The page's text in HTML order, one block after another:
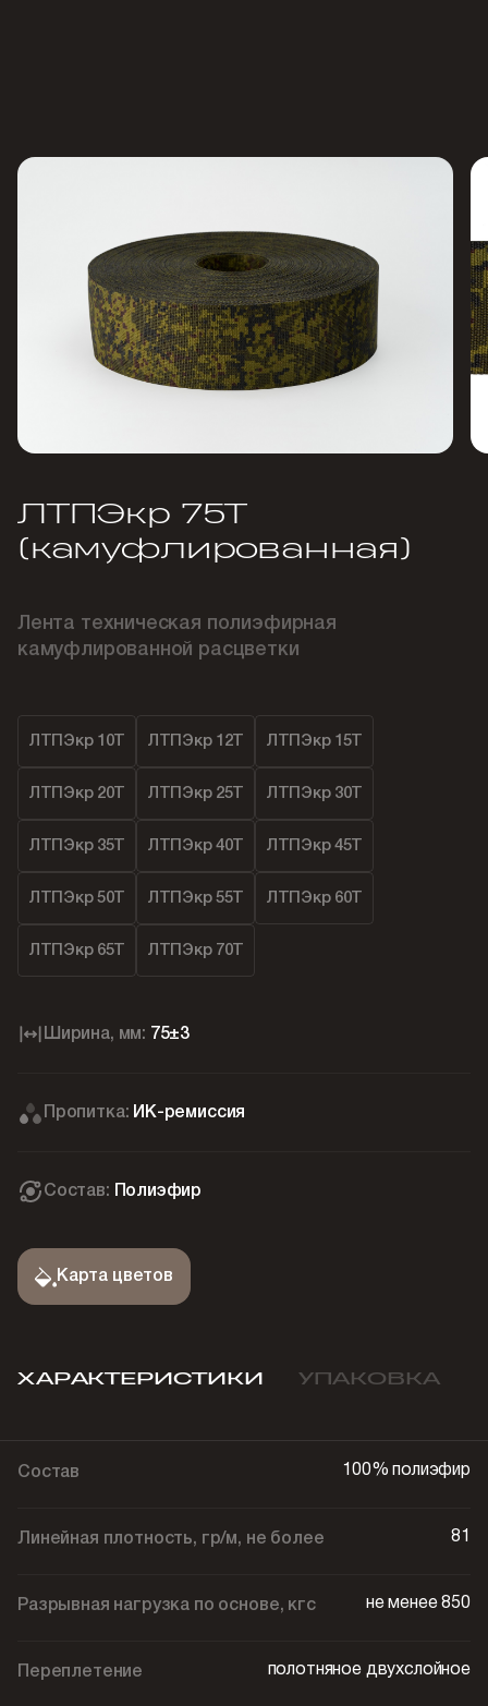
ЛТПЭкр 75Т
(камуфлированная)
Лента техническая полиэфирная
камуфлированной расцветки
ЛТПЭкр 10Т ЛТПЭкр 12Т ЛТПЭкр 15Т
ЛТПЭкр 20Т ЛТПЭкр 25Т ЛТПЭкр 30Т
ЛТПЭкр 35Т ЛТПЭкр 40Т ЛТПЭкр 45Т
ЛТПЭкр 50Т ЛТПЭкр 55Т ЛТПЭкр 60Т
ЛТПЭкр 65Т ЛТПЭкр 70Т
Ширина, мм: 75±3
Пропитка: ИК-ремиссия
Состав: Полиэфир
Карта цветов
ХАРАКТЕРИСТИКИ УПАКОВКА
Состав 100% полиэфир
Линейная плотность, гр/м, не более 81
Разрывная нагрузка по основе, кгс не менее 850
Переплетение полотняное двухслойное